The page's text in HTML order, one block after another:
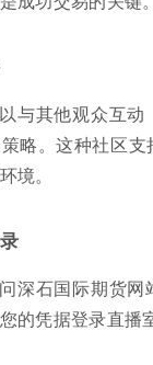
与其他观众互动
略。这种社区
境。
深石国际期货网
的凭据登录直播